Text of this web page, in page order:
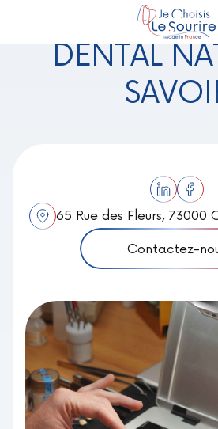
DENTAL
65 Rue des Fleurs, 73000
Contactez-